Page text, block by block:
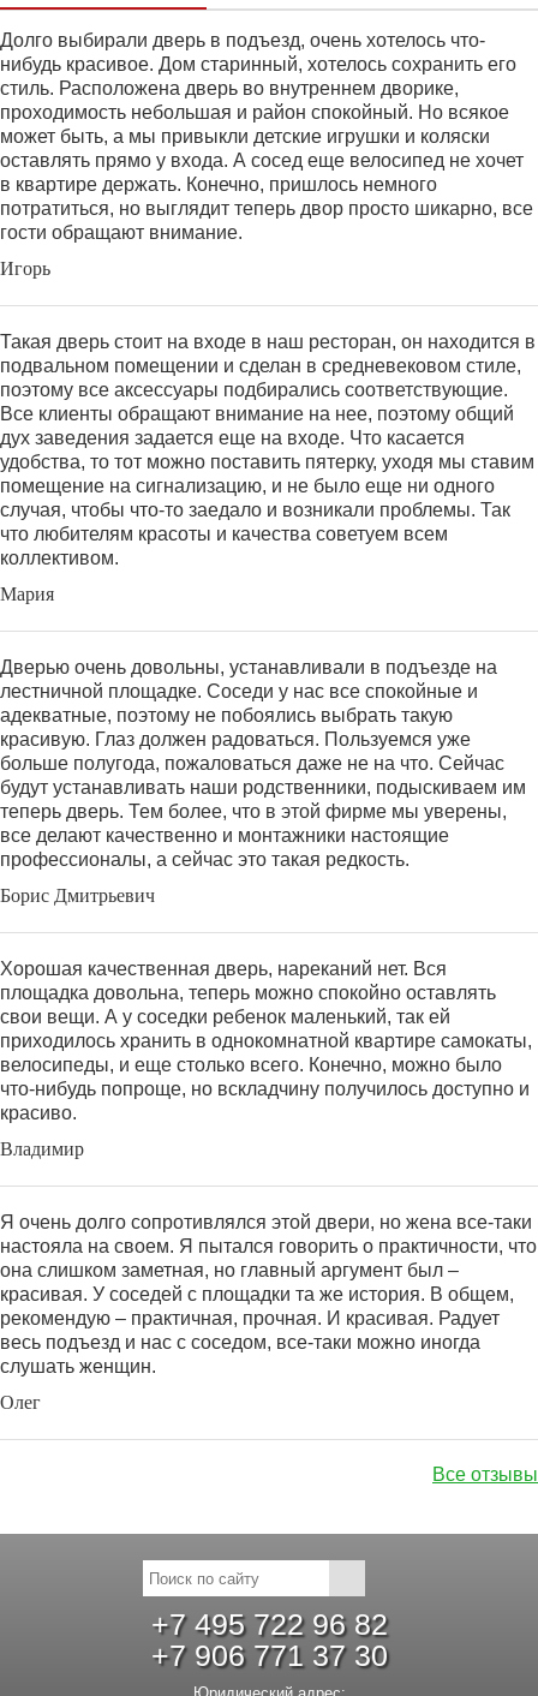
Долго выбирали дверь в подъезд, очень хотелось что-
нибудь красивое. Дом старинный, хотелось сохранить его
стиль. Расположена дверь во внутреннем дворике,
проходимость небольшая и район спокойный. Но всякое
может быть, а мы привыкли детские игрушки и коляски
оставлять прямо у входа. А сосед еще велосипед не хочет
в квартире держать. Конечно, пришлось немного
потратиться, но выглядит теперь двор просто шикарно, все
гости обращают внимание.
Игорь
Такая дверь стоит на входе в наш ресторан, он находится в
подвальном помещении и сделан в средневековом стиле,
поэтому все аксессуары подбирались соответствующие.
Все клиенты обращают внимание на нее, поэтому общий
дух заведения задается еще на входе. Что касается
удобства, то тот можно поставить пятерку, уходя мы ставим
помещение на сигнализацию, и не было еще ни одного
случая, чтобы что-то заедало и возникали проблемы. Так
что любителям красоты и качества советуем всем
коллективом.
Мария
Дверью очень довольны, устанавливали в подъезде на
лестничной площадке. Соседи у нас все спокойные и
адекватные, поэтому не побоялись выбрать такую
красивую. Глаз должен радоваться. Пользуемся уже
больше полугода, пожаловаться даже не на что. Сейчас
будут устанавливать наши родственники, подыскиваем им
теперь дверь. Тем более, что в этой фирме мы уверены,
все делают качественно и монтажники настоящие
профессионалы, а сейчас это такая редкость.
Борис Дмитрьевич
Хорошая качественная дверь, нареканий нет. Вся
площадка довольна, теперь можно спокойно оставлять
свои вещи. А у соседки ребенок маленький, так ей
приходилось хранить в однокомнатной квартире самокаты,
велосипеды, и еще столько всего. Конечно, можно было
что-нибудь попроще, но вскладчину получилось доступно и
красиво.
Владимир
Я очень долго сопротивлялся этой двери, но жена все-таки
настояла на своем. Я пытался говорить о практичности, что
она слишком заметная, но главный аргумент был –
красивая. У соседей с площадки та же история. В общем,
рекомендую – практичная, прочная. И красивая. Радует
весь подъезд и нас с соседом, все-таки можно иногда
слушать женщин.
Олег
Все отзывы
+7 495 722 96 82
+7 906 771 37 30